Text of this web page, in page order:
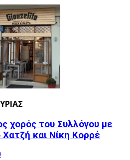
χορός του Συλλόγου με
και Νίκη Κορρέ